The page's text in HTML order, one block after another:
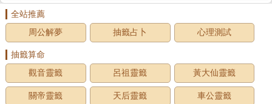
全站推薦
周公解夢
抽籤占卜 心理測試
抽籤算命
觀音靈籤
呂祖靈籤 黃大仙靈籤
關帝靈籤 天后靈籤 車公靈籤